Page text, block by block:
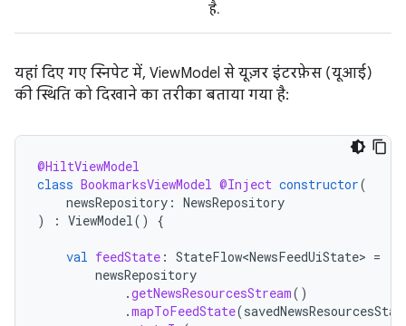
है.
यहां दिए गए स्निपेट में, ViewModel से यूज़र इंटरफ़ेस (यूआई)
की स्थिति को दिखाने का तरीका बताया गया है:
@HiltViewModel
class BookmarksViewModel @Inject constructor(
newsRepository : NewsRepository
)
: ViewModel() {
val feedState : StateFlow<NewsFeedUiState> =
newsRepository
.getNewsResourcesStream()
.mapToFeedState(